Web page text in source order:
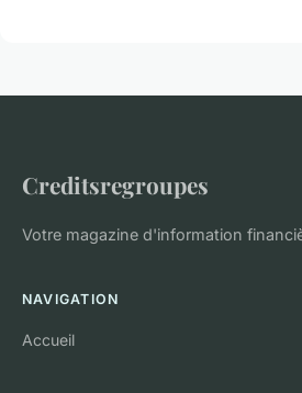
Creditsregroupes
Votre magazine d'information
NAVIGATION
Accueil